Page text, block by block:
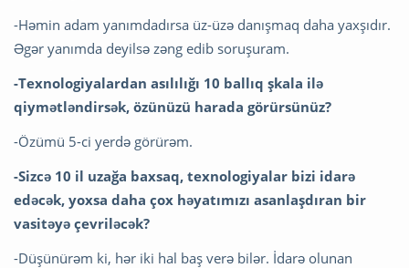
-Həmin adam yanımdadırsa üz-üzə danışmaq daha yaxşıdır.
Əgər yanımda deyilsə zəng edib soruşuram.
-Texnologiyalardan asılılığı 10 ballıq şkala ilə
qiymətləndirsək, özünüzü harada görürsünüz?
-Özümü 5-ci yerdə görürəm.
-Sizcə 10 il uzağa baxsaq, texnologiyalar bizi idarə
edəcək, yoxsa daha çox həyatımızı asanlaşdıran bir
vasitəyə çevriləcək?
-Düşünürəm ki, hər iki hal baş verə bilər. İdarə olunan